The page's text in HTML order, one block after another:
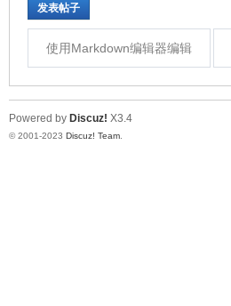
算
发表帖子
使用Markdown编辑器编辑
Powered by Discuz! X3.4
© 2001-2023 Discuz! Team